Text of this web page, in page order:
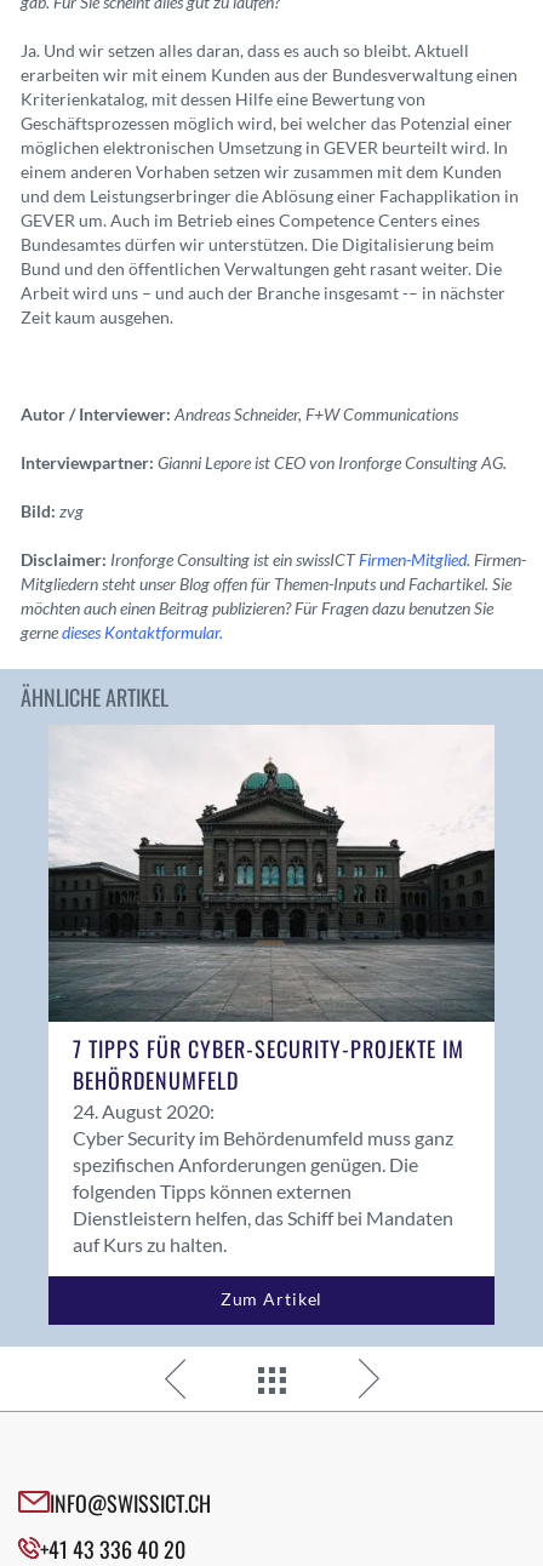
Ja. Und wir setzen alles daran, dass es auch so bleibt. Aktuell
erarbeiten wir mit einem Kunden aus der Bundesverwaltung einen
Kriterienkatalog, mit dessen Hilfe eine Bewertung von
Geschäftsprozessen möglich wird, bei welcher das Potenzial einer
möglichen elektronischen Umsetzung in GEVER beurteilt wird. In
einem anderen Vorhaben setzen wir zusammen mit dem Kunden
und dem Leistungserbringer die Ablösung einer Fachapplikation in
GEVER um. Auch im Betrieb eines Competence Centers eines
Bundesamtes dürfen wir unterstützen. Die Digitalisierung beim
Bund und den öffentlichen Verwaltungen geht rasant weiter. Die
Arbeit wird uns – und auch der Branche insgesamt -– in nächster
Zeit kaum ausgehen.
Autor / Interviewer: Andreas Schneider, F+W Communications
Interviewpartner: Gianni Lepore ist CEO von Ironforge Consulting AG.
Bild: zvg
Disclaimer: Ironforge Consulting ist ein swissICTFirmen-Mitglied. Firmen-
Mitgliedern steht unser Blog offen für Themen-Inputs und Fachartikel. Sie
möchten auch einen Beitrag publizieren? Für Fragen dazu benutzen Sie
gernedieses Kontaktformular.
ÄHNLICHE ARTIKEL
7 TIPPS FÜR CYBER-SECURITY-PROJEKTE IM
BEHÖRDENUMFELD
24. August 2020:
Cyber Security im Behördenumfeld muss ganz
spezifischen Anforderungen genügen. Die
folgenden Tipps können externen
Dienstleistern helfen, das Schiff bei Mandaten
auf Kurs zu halten.
Zum Artikel
INFO@SWISSICT.CH
+41 43 336 40 20